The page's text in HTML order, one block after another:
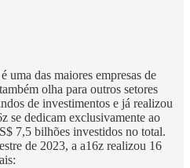
uma das maiores empresas de
olha para outros setores
de investimentos e já realizou
se dedicam exclusivamente ao
7,5 bilhões investidos no total.
de 2023, a a16z realizou 16